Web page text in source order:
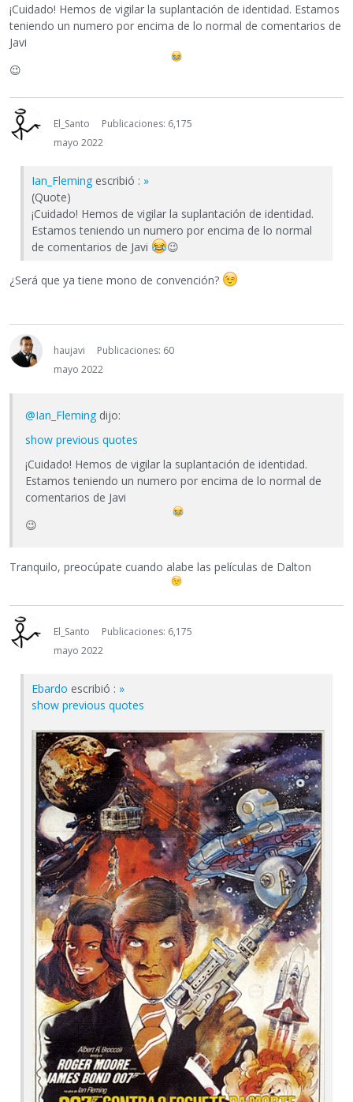
¡Cuidado! Hemos de vigilar la suplantación de identidad. Estamos
teniendo un numero por encima de lo normal de comentarios de
Javi
😉
El_Santo
Publicaciones: 6,175
mayo 2022
Ian_Fleming escribió : »
(Quote)
¡Cuidado! Hemos de vigilar la suplantación de identidad.
Estamos teniendo un numero por encima de lo normal
de comentarios de Javi
😉
¿Será que ya tiene mono de convención?
haujavi
Publicaciones: 60
mayo 2022
@Ian_Fleming dijo:
show previous quotes
¡Cuidado! Hemos de vigilar la suplantación de identidad.
Estamos teniendo un numero por encima de lo normal de
comentarios de Javi
😉
Tranquilo, preocúpate cuando alabe las películas de Dalton
El_Santo
Publicaciones: 6,175
mayo 2022
Ebardo escribió : »
show previous quotes